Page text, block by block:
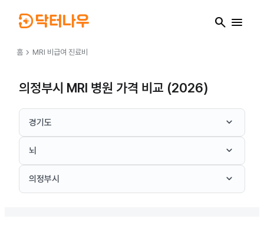
search menu
홈 chevron_right MRI 비급여 진료비
의정부시 MRI 병원 가격 비교 (2026)
경기도 keyboard_arrow_down
뇌 keyboard_arrow_down
의정부시 keyboard_arrow_down